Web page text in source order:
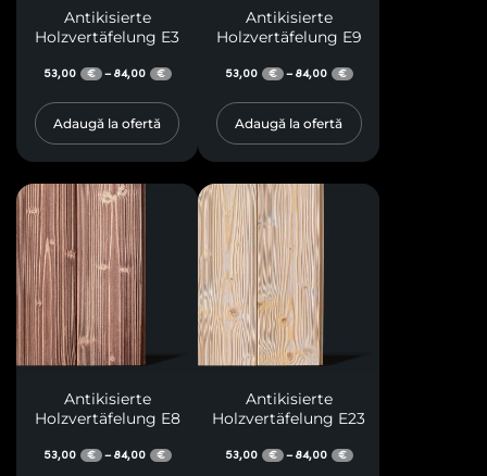
Antikisierte
Holzvertäfelung E3
53,00 € – 84,00 €
Adaugă la ofertă
Antikisierte
Holzvertäfelung E9
53,00 € – 84,00 €
Adaugă la ofertă
Antikisierte
Holzvertäfelung E8
53,00 € – 84,00 €
Antikisierte
Holzvertäfelung E23
53,00 € – 84,00 €